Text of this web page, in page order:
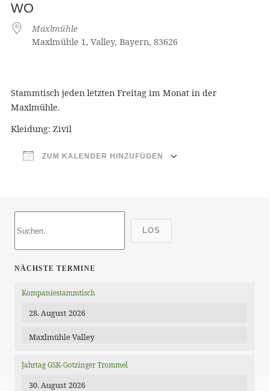
WO
Maxlmühle
Maxlmühle 1, Valley, Bayern, 83626
Stammtisch jeden letzten Freitag im Monat in der
Maxlmühle.
Kleidung: Zivil
ZUM KALENDER HINZUFÜGEN
LOS
NÄCHSTE TERMINE
Kompaniestammtisch
28. August 2026
Maxlmühle Valley
Jahrtag GSK-Gotzinger Trommel
30. August 2026